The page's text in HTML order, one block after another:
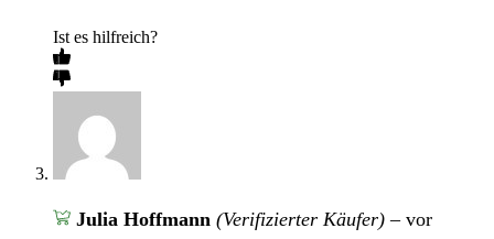
Ist es hilfreich?
Julia Hoffmann (Verifizierter Käufer) – vor